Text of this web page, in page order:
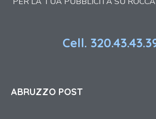
Cell.
ABRUZZO POST